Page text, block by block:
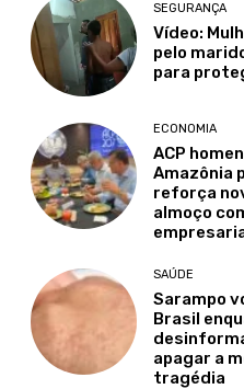
SEGURANÇA
Vídeo:
pelo
para
ECONOMIA
ACP
Amazônia
reforça
almoço
SAÚDE
Sarampo
Brasil
apagar a
tragédia